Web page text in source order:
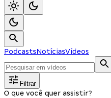
PodcastsNotíciasVídeos
Filtrar
O que você quer assistir?